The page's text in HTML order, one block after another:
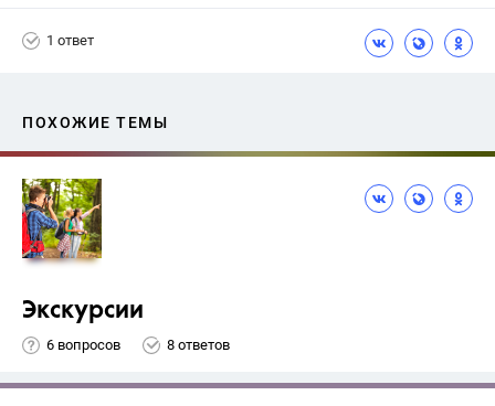
1 ответ
ПОХОЖИЕ ТЕМЫ
Экскурсии
6 вопросов 8 ответов